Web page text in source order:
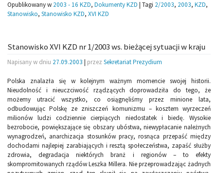
Opublikowany w 2003 - 16 KZD, Dokumenty KZD Tagi 2/2003, 2003, KZD,
Stanowisko, Stanowisko KZD, XVI KZD
Stanowisko XVI KZD nr 1/2003 ws. bieżącej sytuacji w kraju
Napisany w dniu 27.09.2003 przez Sekretariat Prezydium
Polska znalazła się w kolejnym ważnym momencie swojej historii.
Nieudolność i nieuczciwość rządzących doprowadziła do tego, że
możemy utracić wszystko, co osiągnęliśmy przez minione lata,
odbudowując Polskę ze zniszczeń komunizmu – kosztem wyrzeczeń
milionów ludzi codziennie cierpiących niedostatek i biedę. Wysokie
bezrobocie, powiększające się obszary ubóstwa, niewypłacanie należnych
wynagrodzeń, anarchizacja stosunków pracy, rosnąca przepaść między
dochodami najlepiej zarabiających i resztą społeczeństwa, zapaść służby
zdrowia, degradacja niektórych branż i regionów – to efekty
skompromitowanych rządów Leszka Millera. Nie przeprowadzając żadnych